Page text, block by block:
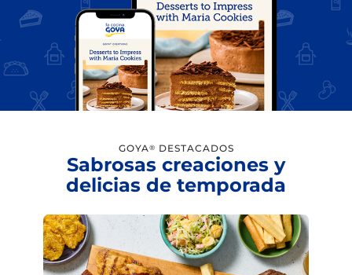
GOYA® DESTACADOS
Sabrosas creaciones y
delicias de temporada